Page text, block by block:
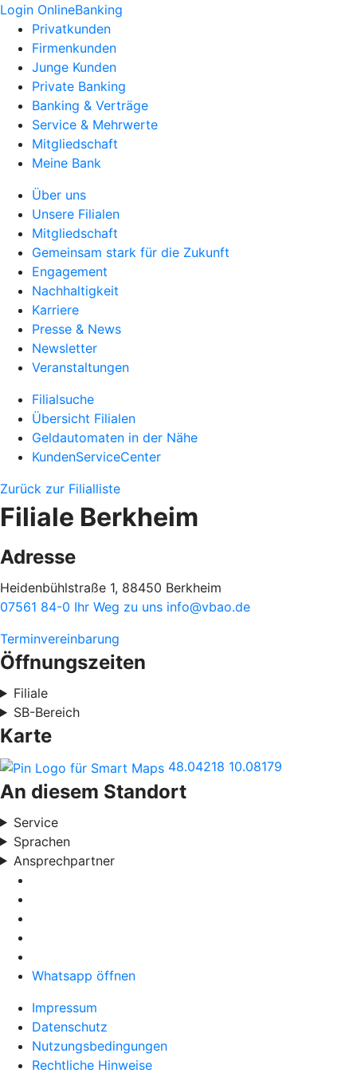
Login OnlineBanking
Privatkunden
Firmenkunden
Junge Kunden
Private Banking
Banking & Verträge
Service & Mehrwerte
Mitgliedschaft
Meine Bank
Über uns
Unsere Filialen
Mitgliedschaft
Gemeinsam stark für die Zukunft
Engagement
Nachhaltigkeit
Karriere
Presse & News
Newsletter
Veranstaltungen
Filialsuche
Übersicht Filialen
Geldautomaten in der Nähe
KundenServiceCenter
Zurück zur Filialliste
Filiale Berkheim
Adresse
Heidenbühlstraße 1, 88450 Berkheim
07561 84-0 Ihr Weg zu uns info@vbao.de
Terminvereinbarung
Öffnungszeiten
Filiale
SB-Bereich
Karte
48.04218 10.08179
An diesem Standort
Service
Sprachen
Ansprechpartner
Whatsapp öffnen
Impressum
Datenschutz
Nutzungsbedingungen
Rechtliche Hinweise